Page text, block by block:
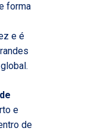
forma
e é
e
de